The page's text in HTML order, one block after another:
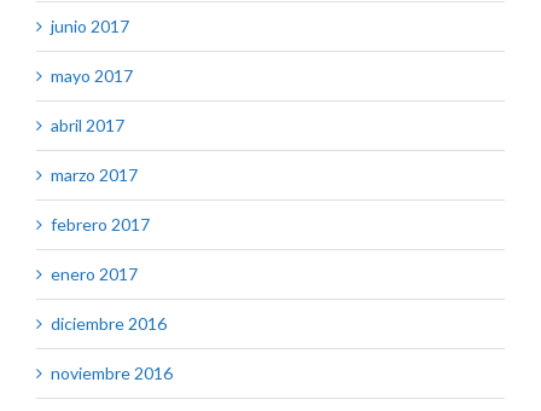
junio 2017
mayo 2017
abril 2017
marzo 2017
febrero 2017
enero 2017
diciembre 2016
noviembre 2016